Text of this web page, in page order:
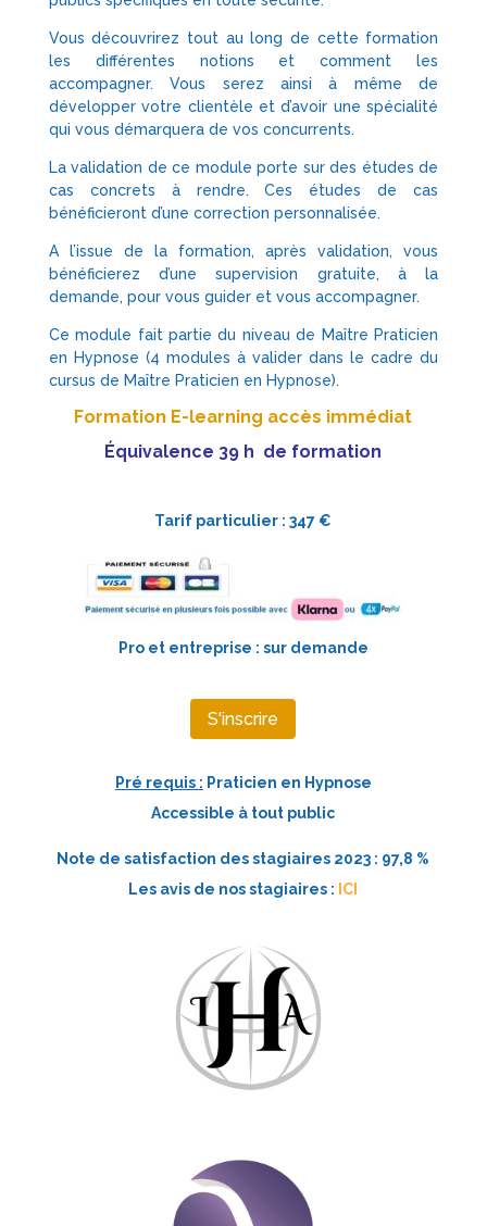
Vous découvrirez tout au long de cette formation
les différentes notions et comment les
accompagner. Vous serez ainsi à même de
développer votre clientèle et d’avoir une spécialité
qui vous démarquera de vos concurrents.
La validation de ce module porte sur des études de
cas concrets à rendre. Ces études de cas
bénéficieront d’une correction personnalisée.
A l’issue de la formation, après validation, vous
bénéficierez d’une supervision gratuite, à la
demande, pour vous guider et vous accompagner.
Ce module fait partie du niveau de Maître Praticien
en Hypnose (4 modules à valider dans le cadre du
cursus de Maître Praticien en Hypnose).
Formation E-learning accès immédiat
Équivalence 39 h de formation
Tarif particulier : 347 €
Pro et entreprise : sur demande
S'inscrire
Pré requis : Praticien en Hypnose
Accessible à tout public
Note de satisfaction des stagiaires 2023 : 97,8 %
Les avis de nos stagiaires : ICI